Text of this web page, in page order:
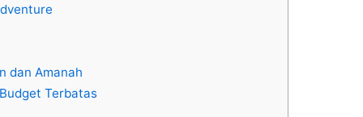
dan Amanah
Terbatas